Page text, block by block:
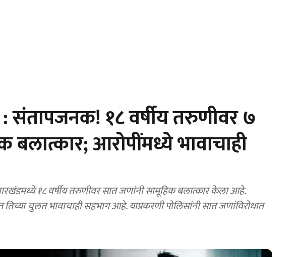
संतापजनक! १८ वर्षीय तरुणीवर ७
बलात्कार; आरोपींमध्ये भावाचाही
१८ वर्षीय तरुणीवर सात जणांनी सामूहिक बलात्कार केला आहे.
चुलत भावाचाही सहभाग आहे. याप्रकरणी पोलिसांनी सात जणांविरोधात